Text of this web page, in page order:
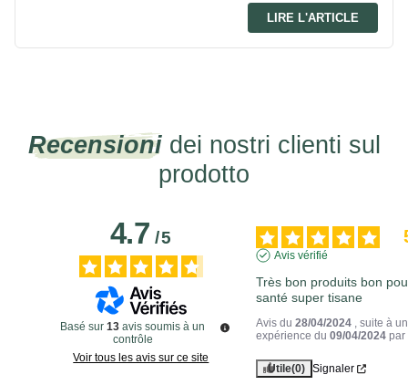
LIRE L'ARTICLE
Recensionidei nostri clienti sul
prodotto
4.7/5
Basé sur13 avis soumis à un
contrôle
Voir tous les avis sur ce site
Avis vérifié
Très bon produits bon
santé super tisane
Avis du28/04/2024 , suite à
expérience du09/04/2024 par
Utile(0) Signaler